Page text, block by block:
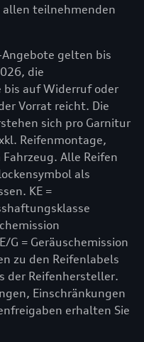
allen teilnehmenden
Angebote gelten bis
die
auf Widerruf oder
Vorrat reicht. Die
sich pro Garnitur
Reifenmontage,
Alle Reifen
als
KE =
G = Geräuschemission
zu den Reifenlabels
der Reifenhersteller.
Einschränkungen
erhalten Sie